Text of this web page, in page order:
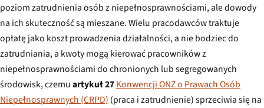
poziom zatrudnienia osób z niepełnosprawnościami, ale dowody
na ich skuteczność są mieszane. Wielu pracodawców traktuje
opłatę jako koszt prowadzenia działalności, a nie bodziec do
zatrudniania, a kwoty mogą kierować pracowników z
niepełnosprawnościami do chronionych lub segregowanych
środowisk, czemuartykuł 27Konwencji ONZ o Prawach Osób
Niepełnosprawnych (CRPD)(praca i zatrudnienie) sprzeciwia się na